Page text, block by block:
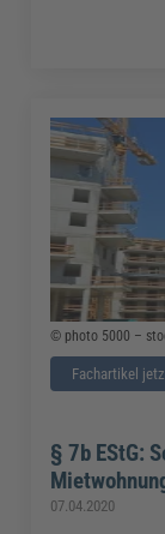
© photo 5000 –
Fachartikel
§ 7b EStG:
07.04.2020